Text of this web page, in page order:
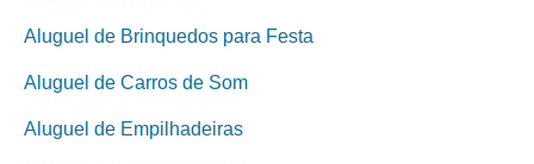
Aluguel de Brinquedos para Festa
Aluguel de Carros de Som
Aluguel de Empilhadeiras